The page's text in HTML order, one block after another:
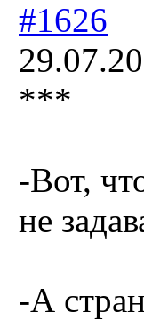
#1626
***
-Вот,
не
-А